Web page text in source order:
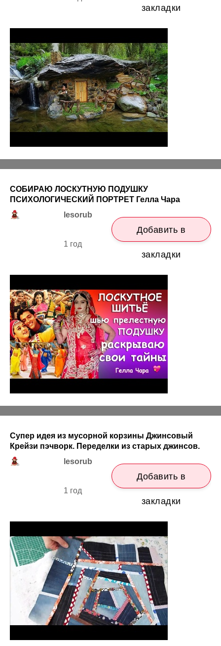
закладки
СОБИРАЮ ЛОСКУТНУЮ ПОДУШКУ
ПСИХОЛОГИЧЕСКИЙ ПОРТРЕТ Гелла Чара
lesorub
1 год
Добавить в
закладки
Супер идея из мусорной корзины Джинсовый
Крейзи пэчворк. Переделки из старых джинсов.
lesorub
1 год
Добавить в
закладки